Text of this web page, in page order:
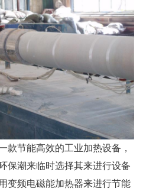
款节能高效的工业加热设备，
保潮来临时选择其来进行设备
变频电磁能加热器来进行节能